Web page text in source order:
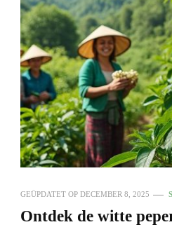
GEÜPDATET OP DECEMBER 8, 2025
Ontdek de witte